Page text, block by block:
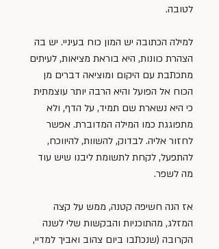
לטובה.
למילה הכתובה יש המון כוח בעיניי. יש בה
הצהרת כוונות, היא בוראת מציאות, לעיתים
מתכתבת עם היקום ומוציאה דברים מן
הכוח אל הפועל והיא הרבה יותר עוצמתית
כי היא נשארת שם תמיד, על הדף, ולא
מתפוגגת כמו המילה המדוברת. אפשר
לחזור אליה. לבדוק, להשוות, להיווכח,
להתפעל, לקחת לתשומת ליבנו שיש עוד
מה לשפר.
אז הנה חשיפה קטנה, ממש על קצה
המזלג, מהתוכניות והבקשות שלי לשנה
הקרובה (שנכתבו ביום צהוב ואביך למדיי,